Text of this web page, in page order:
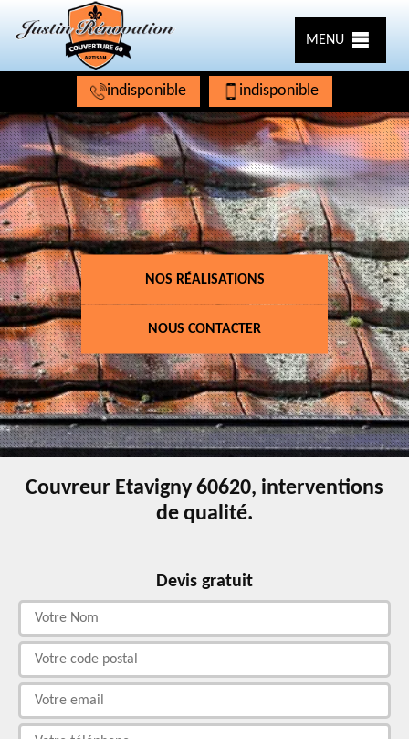
MENU
indisponible indisponible
NOS RÉALISATIONS
NOUS CONTACTER
Couvreur Etavigny 60620, interventions
de qualité.
Devis gratuit